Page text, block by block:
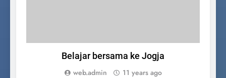
Belajar bersama ke Jogja
web.admin 11 years ago